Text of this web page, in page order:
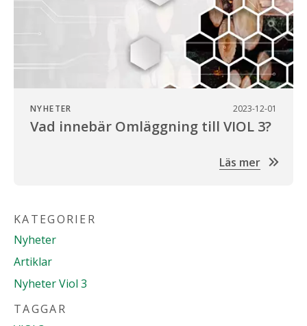
NYHETER 2023-12-01
Vad innebär Omläggning till VIOL 3?
Läs mer
KATEGORIER
Nyheter
Artiklar
Nyheter Viol 3
TAGGAR